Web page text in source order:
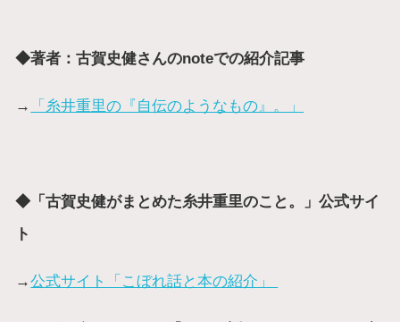
◆著者：古賀史健さんのnoteでの紹介記事
→ 「糸井重里の『自伝のようなもの』。」
◆「古賀史健がまとめた糸井重里のこと。」公式サイ
ト
→公式サイト「こぼれ話と本の紹介」